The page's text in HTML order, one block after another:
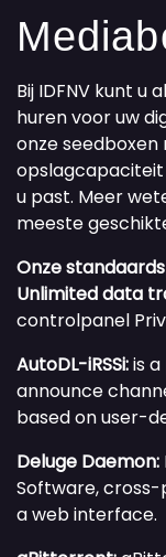
Bij IDFNV kunt u
huren voor uw
onze
opslagcapaciteit
u past. Meer
meeste
Onze
Unlimited data
controlpanel
AutoDL-iRSSi:is
announce
based on user-
Deluge Daemon:
Software,
a web interface.